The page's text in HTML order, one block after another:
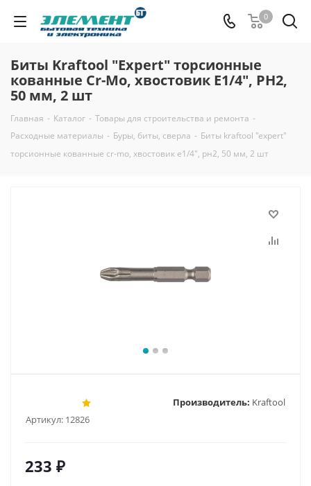
0
Биты Kraftool "Expert" торсионные
кованные Cr-Mo, хвостовик Е1/4", РН2,
50 мм, 2 шт
Главная - Каталог - Товары для строительства и ремонта -
Расходные материалы - Буры, биты, сверла - Биты kraftool "expert"
торсионные кованные cr-mo, хвостовик е1/4", рн2, 50 мм, 2 шт
Артикул: 12826
Производитель: Kraftool
233 ₽